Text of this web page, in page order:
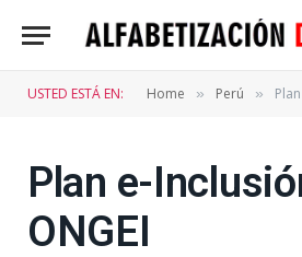
USTED ESTÁ EN: Home » Perú »
Plan e-
ONGEI